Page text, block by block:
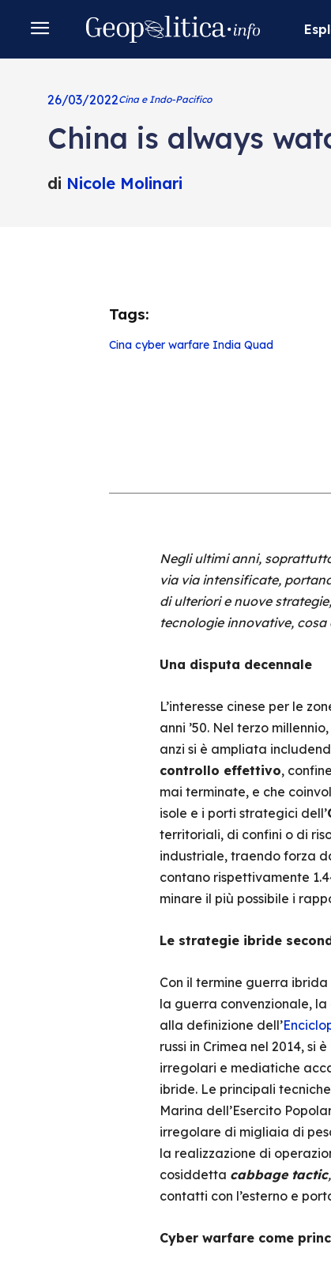
26/03/2022Cina e Indo-Pacifico
China is always
di Nicole Molinari
Tags:
Cina cyber warfare India Quad
Negli ultimi anni,
via via intensificate,
di ulteriori e nuove
tecnologie innovative,
Una disputa decennale
L’interesse cinese per le
anni ’50. Nel terzo
anzi si è ampliata
controllo effettivo,
mai terminate, e che
isole e i porti strategici dell’
territoriali, di confini o di
industriale, traendo forza
contano rispettivamente
minare il più possibile i
Le strategie ibride
Con il termine guerra
la guerra convenzionale,
alla definizione dell’
russi in Crimea nel 2014, si
irregolari e mediatiche
ibride. Le principali
Marina dell’Esercito
irregolare di migliaia di
la realizzazione di
cosiddetta cabbage tactic,
contatti con l’esterno e
Cyber warfare come